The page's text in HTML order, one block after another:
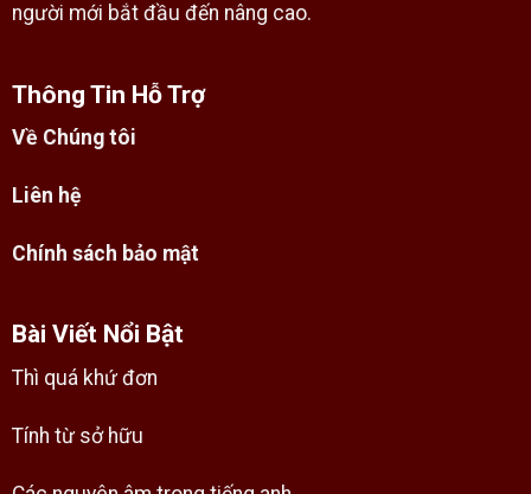
người mới bắt đầu đến nâng cao.
Thông Tin Hỗ Trợ
Về Chúng tôi
Liên hệ
Chính sách bảo mật
Bài Viết Nổi Bật
Thì quá khứ đơn
Tính từ sở hữu